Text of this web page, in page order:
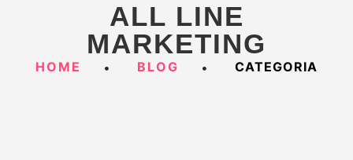
ALL LINE
MARKETING
HOME BLOG CATEGORIA